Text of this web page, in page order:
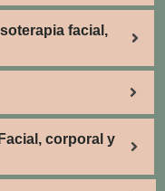
facial,
corporal y